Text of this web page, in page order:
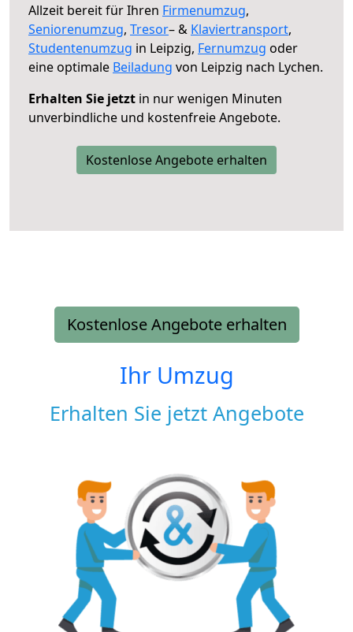
Allzeit bereit für Ihren Firmenumzug,
Seniorenumzug, Tresor– & Klaviertransport,
Studentenumzug in Leipzig, Fernumzug oder
eine optimale Beiladung von Leipzig nach Lychen.
Erhalten Sie jetzt in nur wenigen Minuten
unverbindliche und kostenfreie Angebote.
Kostenlose Angebote erhalten
Kostenlose Angebote erhalten
Ihr Umzug
Erhalten Sie jetzt Angebote